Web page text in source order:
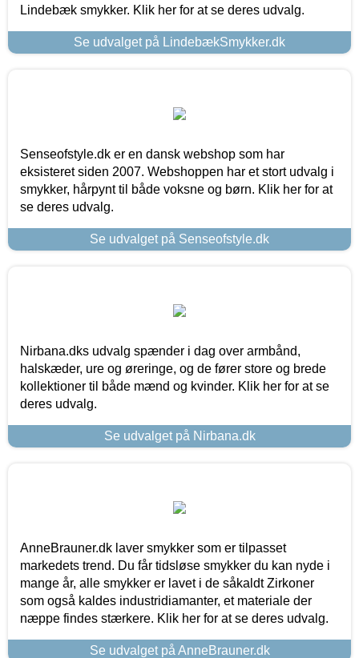
Lindebæk smykker. Klik her for at se deres udvalg.
Se udvalget på LindebækSmykker.dk
Senseofstyle.dk er en dansk webshop som har
eksisteret siden 2007. Webshoppen har et stort udvalg i
smykker, hårpynt til både voksne og børn. Klik her for at
se deres udvalg.
Se udvalget på Senseofstyle.dk
Nirbana.dks udvalg spænder i dag over armbånd,
halskæder, ure og øreringe, og de fører store og brede
kollektioner til både mænd og kvinder. Klik her for at se
deres udvalg.
Se udvalget på Nirbana.dk
AnneBrauner.dk laver smykker som er tilpasset
markedets trend. Du får tidsløse smykker du kan nyde i
mange år, alle smykker er lavet i de såkaldt Zirkoner
som også kaldes industridiamanter, et materiale der
næppe findes stærkere. Klik her for at se deres udvalg.
Se udvalget på AnneBrauner.dk